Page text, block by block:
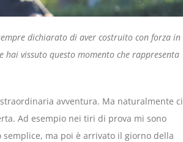
dichiarato di aver costruito con forza in
vissuto questo momento che rappresenta
avventura. Ma naturalmente ci
Ad esempio nei tiri di prova mi sono
ma poi è arrivato il giorno della